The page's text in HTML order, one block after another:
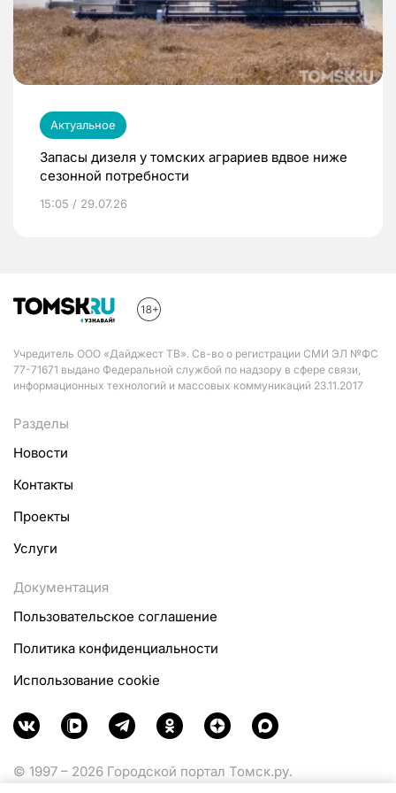
Актуальное
Запасы дизеля у томских аграриев вдвое ниже
сезонной потребности
15:05 / 29.07.26
Учредитель ООО «Дайджест ТВ». Св-во о регистрации СМИ ЭЛ №ФС
77-71671 выдано Федеральной службой по надзору в сфере связи,
информационных технологий и массовых коммуникаций 23.11.2017
Разделы
Новости
Контакты
Проекты
Услуги
Документация
Пользовательское соглашение
Политика конфиденциальности
Использование cookie
© 1997 – 2026 Городской портал Томск.ру.